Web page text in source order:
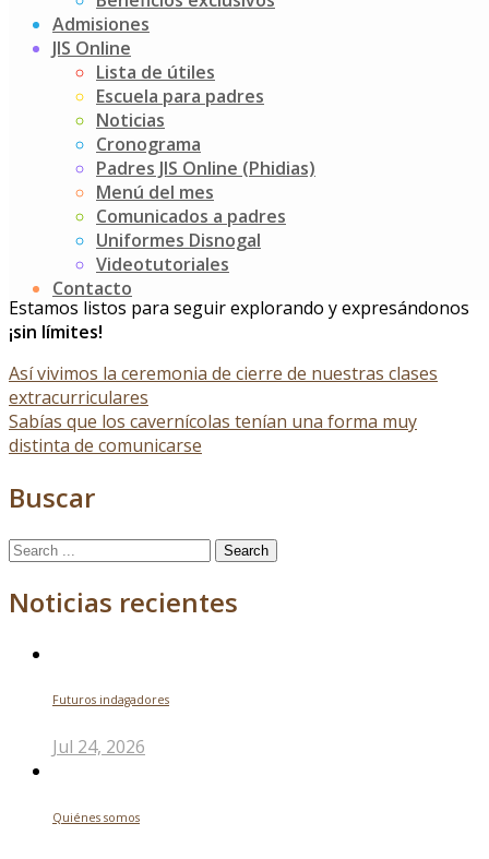
Admisiones
JIS Online
Lista de útiles
Escuela para padres
Noticias
Cronograma
Padres JIS Online (Phidias)
Menú del mes
Comunicados a padres
Uniformes Disnogal
Videotutoriales
Contacto
experiencia llena de descubrimientos, emociones y
aprendizajes. Para dar inicio, recibimos la visita especial
de losScouts, quienes compartieron con nosotros su
cultura, valores y formas únicas de comunicación.
A través de actividades vivenciales, nuestros niños se
conectaron con nuevos lenguajes, símbolos y formas de
expresión, fortaleciendo el trabajo en equipo, el respeto
y la empatía.
¡Gracias, Scouts, por inspirarnos y regalarnos una
mañana llena de retos, diversión y aprendizajes
significativos!
Estamos listos para seguir explorando y expresándonos
¡sin límites!
Post
navigation
Así vivimos la ceremonia de cierre de nuestras clases
extracurriculares
Sabías que los cavernícolas tenían una forma muy
distinta de comunicarse
Buscar
Search
Noticias recientes
Futuros indagadores
Jul 24, 2026
Quiénes somos